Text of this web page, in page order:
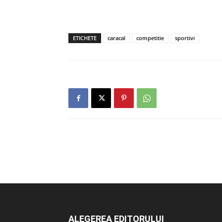
ETICHETE caracal competitie sportivi
ALEGEREA EDITORULUI